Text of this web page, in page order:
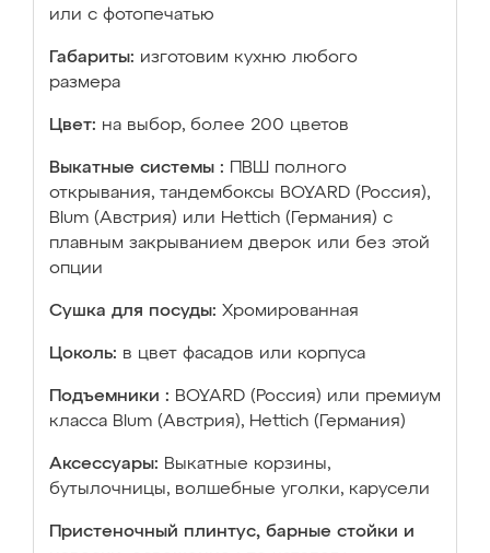
или с фотопечатью
Габариты: изготовим кухню любого
размера
Цвет: на выбор, более 200 цветов
Выкатные системы :
ПВШ полного
открывания, тандембоксы BOYARD (Россия),
Blum (Австрия) или Hettich (Германия) с
плавным закрыванием дверок или без этой
опции
Сушка для посуды: Хромированная
Цоколь: в цвет фасадов или корпуса
Подъемники : BOYARD (Россия) или премиум
класса Blum (Австрия), Hettich (Германия)
Аксессуары: Выкатные корзины,
бутылочницы, волшебные уголки, карусели
Пристеночный плинтус, барные стойки и